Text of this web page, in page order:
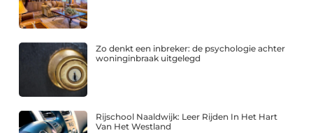
Zo denkt een inbreker: de psychologie achter
woninginbraak uitgelegd
Rijschool Naaldwijk: Leer Rijden In Het Hart
Van Het Westland